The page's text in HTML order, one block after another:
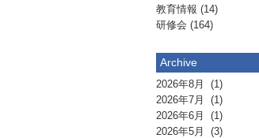
教育情報 (14)
研修会 (164)
Archive
2026年8月
(1)
2026年7月
(1)
2026年6月
(1)
2026年5月
(3)